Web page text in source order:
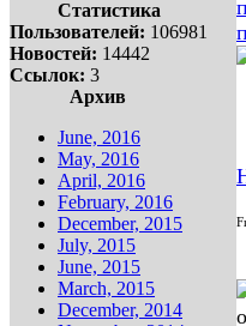
Статистика
Пользователей: 106981
Новостей: 14442
Ссылок: 3
Архив
June, 2016
May, 2016
April, 2016
February, 2016
December, 2015
July, 2015
June, 2015
March, 2015
December, 2014